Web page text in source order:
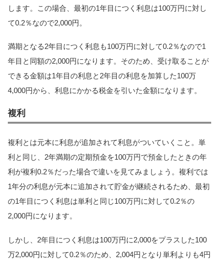
します。この場合、最初の1年目につく利息は100万円に対し
て0.2％なので2,000円。
満期となる2年目につく利息も100万円に対して0.2％なので1
年目と同額の2,000円になります。そのため、受け取ることが
できる金額は1年目の利息と2年目の利息を加算した100万
4,000円から、利息にかかる税金を引いた金額になります。
複利
複利とは元本に利息が追加されて利息がついていくこと。単
利と同じ、2年満期の定期預金を100万円で預金したときの年
利が複利0.2％だった場合で違いを見てみましょう。複利では
1年分の利息が元本に追加されて貯金が継続されるため、最初
の1年目につく利息は単利と同じ100万円に対して0.2％の
2,000円になります。
しかし、2年目につく利息は100万円に2,000をプラスした100
万2,000円に対して0.2％のため、2,004円となり単利よりも4円